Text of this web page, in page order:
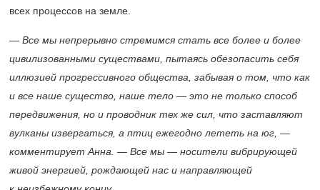
всех процессов на земле.
— Все мы непрерывно стремимся стать все более и более
цивилизованными существами, пытаясь обезопасить себя
иллюзией прогрессивного общества, забывая о том, что как
и все наше существо, наше тело — это не только способ
передвижения, но и проводник тех же сил, что заставляют
вулканы извергаться, а птиц ежегодно лететь на юг, —
комментирует Анна. — Все мы — носители вибрирующей
живой энергией, рождающей нас и направляющей